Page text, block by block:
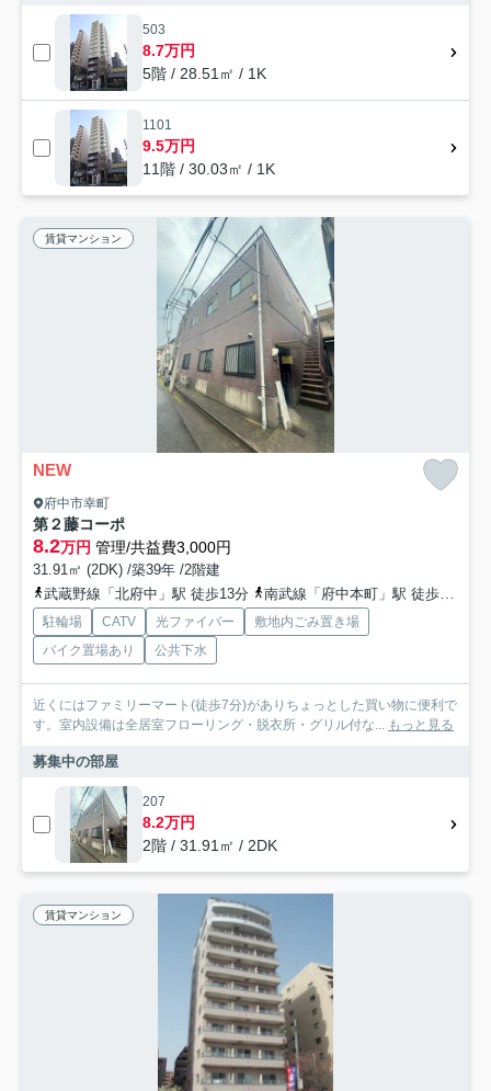
503
8.7万円
5階 / 28.51㎡ / 1K
1101
9.5万円
11階 / 30.03㎡ / 1K
賃貸マンション
NEW
府中市幸町
第２藤コーポ
8.2万円 管理/共益費3,000円
31.91㎡ (2DK) /築39年 /2階建
武蔵野線「北府中」駅 徒歩13分
南武線「府中本町」駅 徒歩20分
駐輪場 CATV 光ファイバー
敷地内ごみ置き場
バイク置場あり
公共下水
近くにはファミリーマート(徒歩7分)がありちょっとした買い物に便利で
す。室内設備は全居室フローリング・脱衣所・グリル付な... もっと見る
募集中の部屋
207
8.2万円
2階 / 31.91㎡ / 2DK
賃貸マンション